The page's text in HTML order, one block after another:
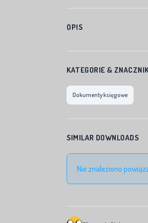
OPIS
KATEGORIE &
Dokumenty księgowe
SIMILAR DOWNLOADS
Nie znaleziono